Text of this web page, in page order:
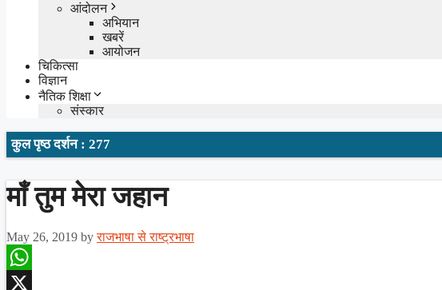
आंदोलन
अभियान
खबरें
आयोजन
चिकित्सा
विज्ञान
नैतिक शिक्षा
संस्कार
कुल पृष्ठ दर्शन : 277
माँ तुम मेरा जहान
May 26, 2019 byराजभाषा से राष्ट्रभाषा
WhatsApp